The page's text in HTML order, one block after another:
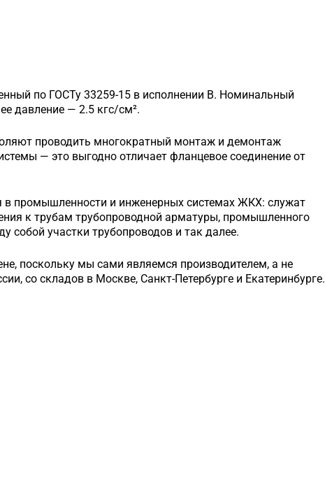
по ГОСТу 33259-15 в исполнении B. Номинальный
давление — 2.5 кгс/см².
проводить многократный монтаж и демонтаж
— это выгодно отличает фланцевое соединение от
промышленности и инженерных системах ЖКХ: служат
к трубам трубопроводной арматуры, промышленного
участки трубопроводов и так далее.
поскольку мы сами являемся производителем, а не
со складов в Москве, Санкт-Петербурге и Екатеринбурге.